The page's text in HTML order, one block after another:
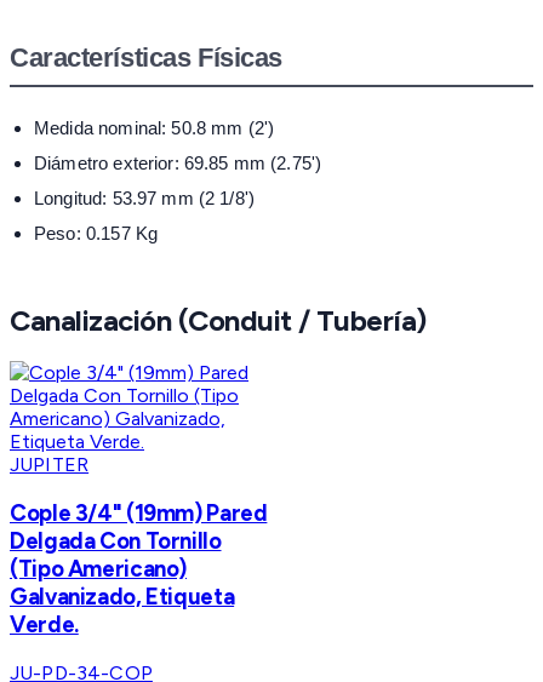
Características Físicas
Medida nominal: 50.8 mm (2')
Diámetro exterior: 69.85 mm (2.75')
Longitud: 53.97 mm (2 1/8')
Peso: 0.157 Kg
Canalización (Conduit / Tubería)
JUPITER
Cople 3/4" (19mm) Pared
Delgada Con Tornillo
(Tipo Americano)
Galvanizado, Etiqueta
Verde.
JU-PD-34-COP